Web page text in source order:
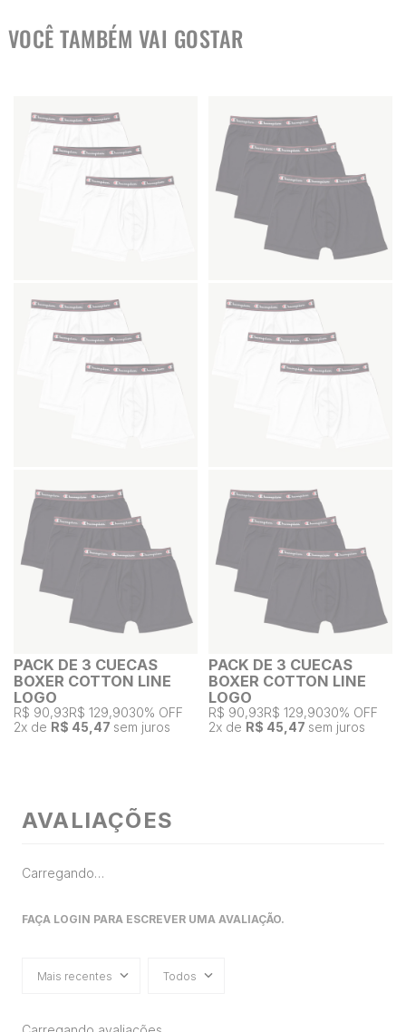
VOCÊ TAMBÉM VAI GOSTAR
PACK DE 3 CUECAS
BOXER COTTON LINE
LOGO
R$ 90,93R$ 129,9030% OFF
2x de R$ 45,47 sem juros
PACK DE 3 CUECAS
BOXER COTTON LINE
LOGO
R$ 90,93R$ 129,9030% OFF
2x de R$ 45,47 sem juros
AVALIAÇÕES
Carregando…
FAÇA LOGIN PARA ESCREVER UMA AVALIAÇÃO.
Mais recentes Todos